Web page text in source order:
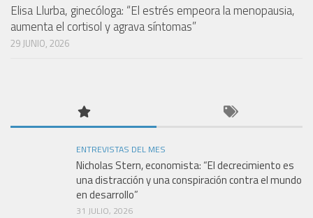
Elisa Llurba, ginecóloga: “El estrés empeora la menopausia,
aumenta el cortisol y agrava síntomas”
29 JUNIO, 2026
ENTREVISTAS DEL MES
Nicholas Stern, economista: “El decrecimiento es
una distracción y una conspiración contra el mundo
en desarrollo”
31 JULIO, 2026